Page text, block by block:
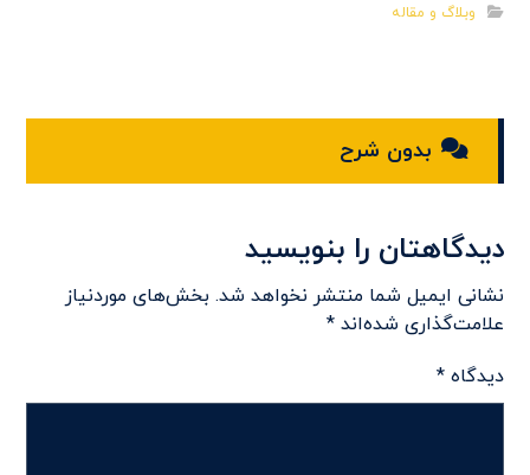
وبلاگ و مقاله
بدون شرح
دیدگاهتان را بنویسید
نشانی ایمیل شما منتشر نخواهد شد. بخش‌های موردنیاز
علامت‌گذاری شده‌اند*
دیدگاه*